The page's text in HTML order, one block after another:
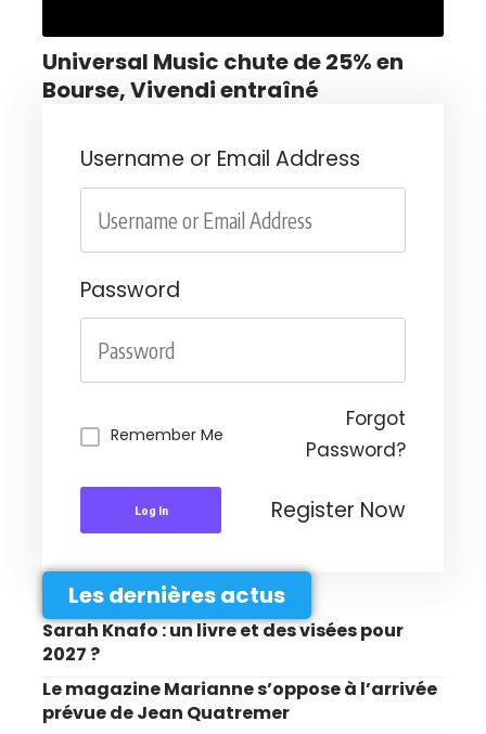
Universal Music chute de 25% en
Bourse, Vivendi entraîné
Username or Email Address
Password
Remember Me
Forgot
Password?
Log In Register Now
Les dernières actus
Sarah Knafo : un livre et des visées pour
2027 ?
Le magazine Marianne s’oppose à l’arrivée
prévue de Jean Quatremer